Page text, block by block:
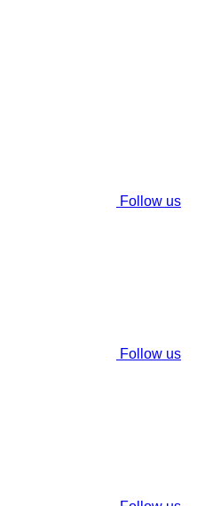
Follow us
Follow us